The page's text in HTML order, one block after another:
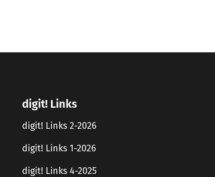
digit! Links
digit! Links 2-2026
digit! Links 1-2026
digit! Links 4-2025